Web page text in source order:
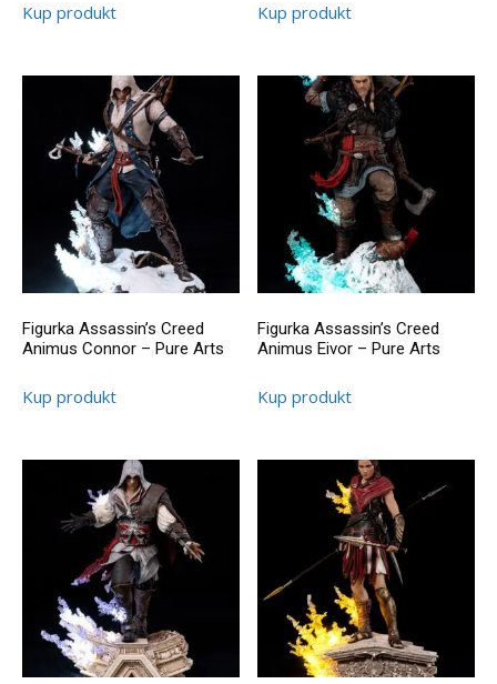
Kup produkt Kup produkt
Figurka Assassin’s Creed
Animus Connor – Pure Arts
Kup produkt
Figurka Assassin’s Creed
Animus Eivor – Pure Arts
Kup produkt